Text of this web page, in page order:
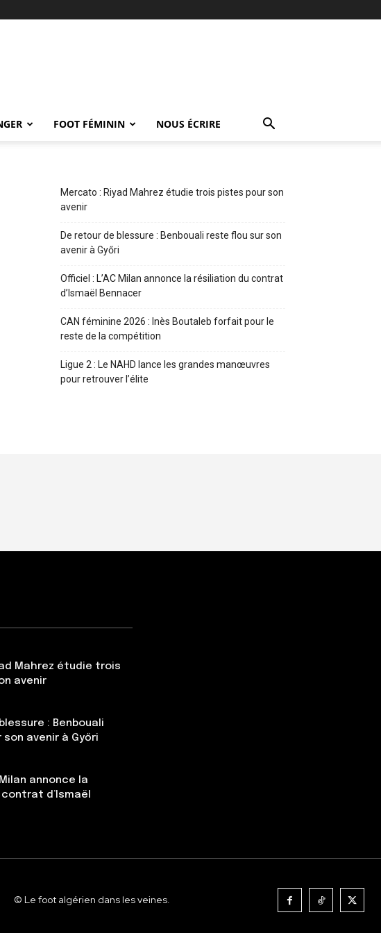
FOOT FÉMININ NOUS ÉCRIRE
Mercato : Riyad Mahrez étudie trois pistes pour son
avenir
De retour de blessure : Benbouali reste flou sur son
avenir à Győri
Officiel : L’AC Milan annonce la résiliation du contrat
d’Ismaël Bennacer
CAN féminine 2026 : Inès Boutaleb forfait pour le
reste de la compétition
Ligue 2 : Le NAHD lance les grandes manœuvres
pour retrouver l’élite
Mahrez étudie trois
avenir
: Benbouali
avenir à Győri
annonce la
d’Ismaël
© Le foot algérien dans les veines.